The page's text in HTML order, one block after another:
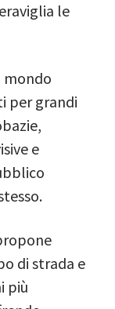
le
mondo
per grandi
e
di strada e
più